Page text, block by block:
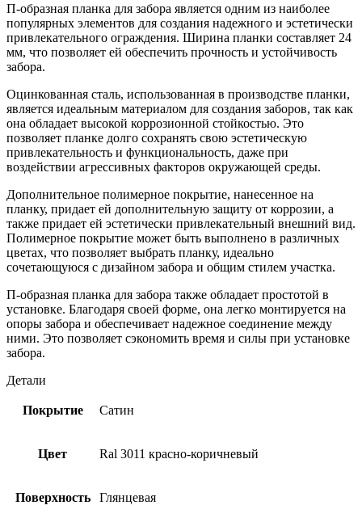
3011
коричнево-
красный
(3м)
П-образная планка для забора является одним из наиболее
популярных элементов для создания надежного и эстетически
привлекательного ограждения. Ширина планки составляет 24
мм, что позволяет ей обеспечить прочность и устойчивость
забора.
Оцинкованная сталь, использованная в производстве планки,
является идеальным материалом для создания заборов, так как
она обладает высокой коррозионной стойкостью. Это
позволяет планке долго сохранять свою эстетическую
привлекательность и функциональность, даже при
воздействии агрессивных факторов окружающей среды.
Дополнительное полимерное покрытие, нанесенное на
планку, придает ей дополнительную защиту от коррозии, а
также придает ей эстетически привлекательный внешний вид.
Полимерное покрытие может быть выполнено в различных
цветах, что позволяет выбрать планку, идеально
сочетающуюся с дизайном забора и общим стилем участка.
П-образная планка для забора также обладает простотой в
установке. Благодаря своей форме, она легко монтируется на
опоры забора и обеспечивает надежное соединение между
ними. Это позволяет сэкономить время и силы при установке
забора.
Детали
Покрытие Сатин
Цвет Ral 3011 красно-коричневый
Поверхность Глянцевая